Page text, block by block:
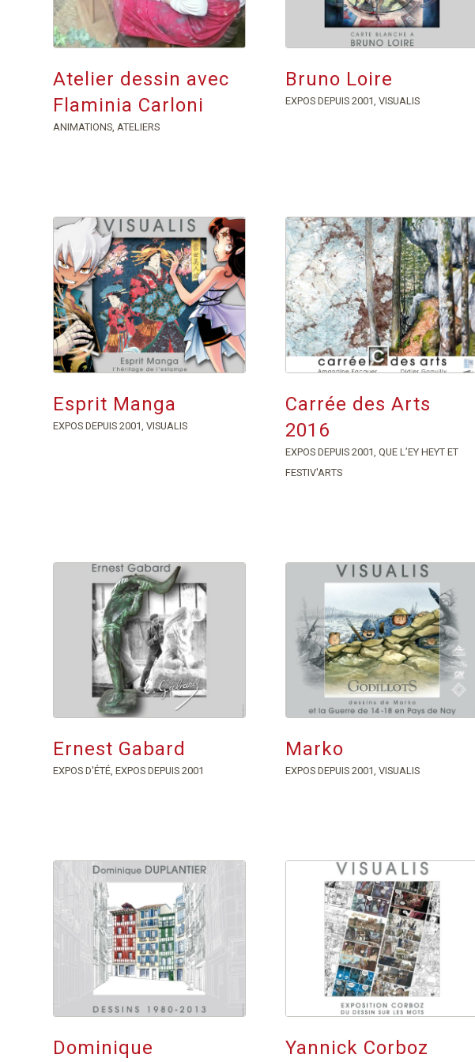
Atelier dessin avec
Flaminia Carloni
ANIMATIONS ATELIERS
Bruno Loire
EXPOS DEPUIS 2001 ,VISUALIS
Esprit Manga
EXPOS DEPUIS 2001 VISUALIS
Carrée des Arts
2016
EXPOS DEPUIS 2001 ,QUE L’EY HEYT ET
FESTIV'ARTS
Ernest Gabard
EXPOS D'ÉTÉ, EXPOS DEPUIS 2001
Marko
EXPOS DEPUIS 2001,VISUALIS
Dominique
Yannick Corboz